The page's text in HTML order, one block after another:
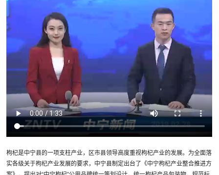
枸杞是中宁县的一项支柱产业，区市县领导高度重视枸杞产业的发展。为全面落
实各级关于枸杞产业发展的要求，中宁县制定出台了《中宁枸杞产业整合推进方